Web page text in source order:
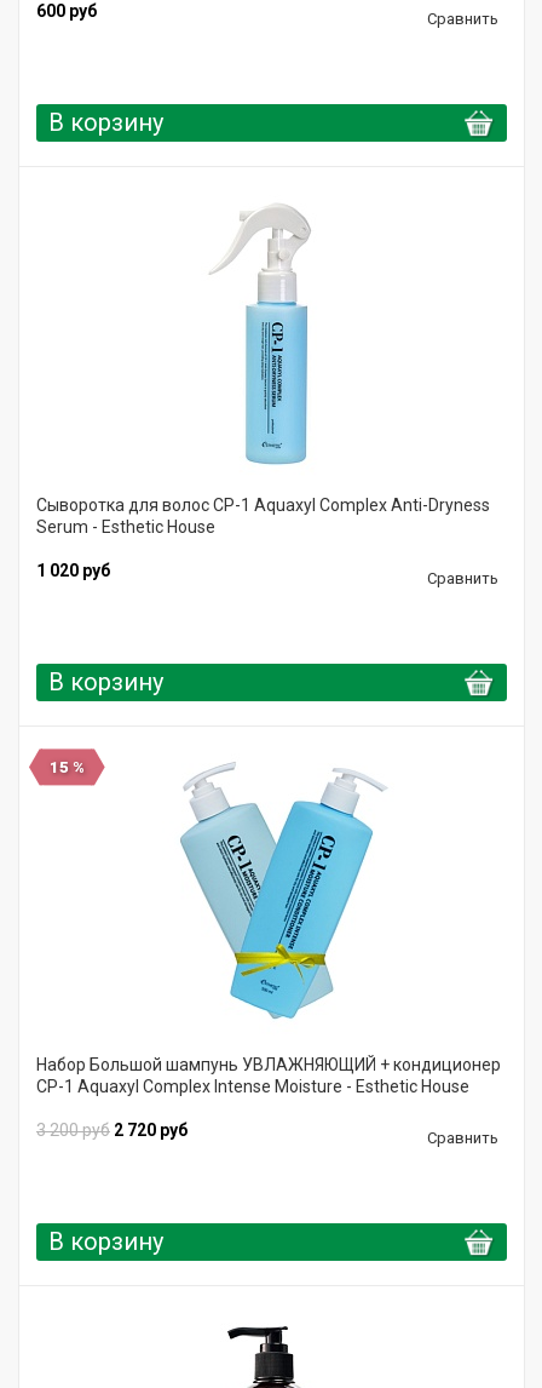
600 руб Сравнить
В корзину
Сыворотка для волос CP-1 Aquaxyl Complex Anti-Dryness
Serum - Esthetic House
1 020 руб Сравнить
В корзину
15 %
Набор Большой шампунь УВЛАЖНЯЮЩИЙ + кондиционер
CP-1 Aquaxyl Complex Intense Moisture - Esthetic House
3 200 руб 2 720 руб Сравнить
В корзину